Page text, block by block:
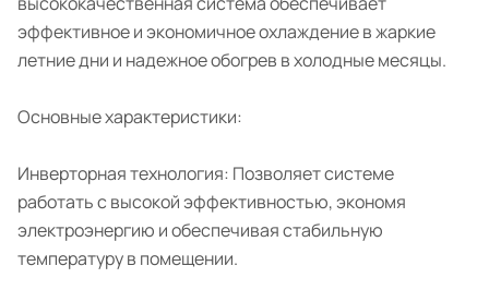
эффективное и экономичное охлаждение в жаркие
летние дни и надежное обогрев в холодные месяцы.
Основные характеристики:
Инверторная технология: Позволяет системе
работать с высокой эффективностью, экономя
электроэнергию и обеспечивая стабильную
температуру в помещении.